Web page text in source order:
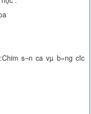
s¬n ca vµ b«ng cĩc